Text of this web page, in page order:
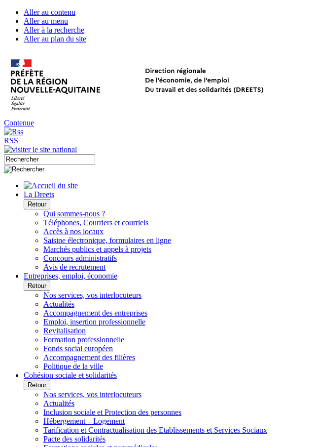
Aller au contenu
Aller au menu
Aller à la recherche
Aller au plan du site
Contenue
RSS
La Dreets
Retour
Qui sommes-nous ?
Téléphones, Courriers et courriels
Accès à nos locaux
Saisine électronique, formulaires en ligne
Marchés publics et appels à projets
Concours administratifs
Avis de recrutement
Entreprises, emploi, économie
Retour
Nos services, vos interlocuteurs
Actualités
Accompagnement des entreprises
Emploi, insertion professionnelle
Revitalisation
Formation professionnelle
Fonds social européen
Accompagnement des filières
Politique de la ville
Cohésion sociale et solidarités
Retour
Nos services, vos interlocuteurs
Actualités
Inclusion sociale et Protection des personnes
Hébergement – Logement
Tarification et Contractualisation des Etablissements et Services Sociaux
Pacte des solidarités